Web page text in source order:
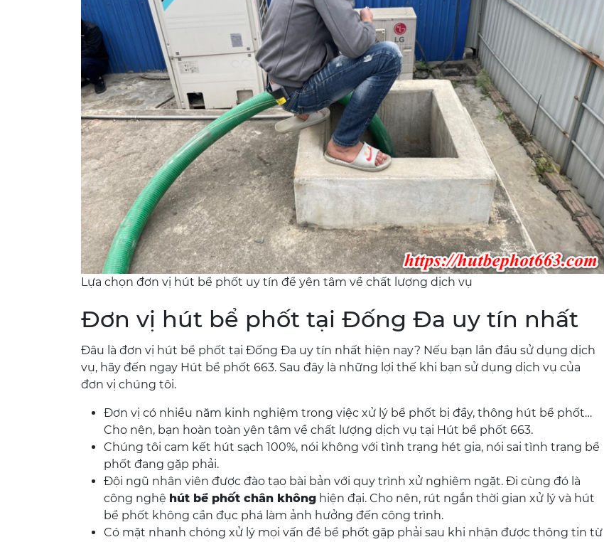
Lựa chọn đơn vị hút bể phốt uy tín để yên tâm về chất lượng dịch vụ
Đơn vị hút bể phốt tại Đống Đa uy tín nhất
Đâu là đơn vị hút bể phốt tại Đống Đa uy tín nhất hiện nay? Nếu bạn lần đầu sử dụng dịch
vụ, hãy đến ngay Hút bể phốt 663. Sau đây là những lợi thế khi bạn sử dụng dịch vụ của
đơn vị chúng tôi.
Đơn vị có nhiều năm kinh nghiệm trong việc xử lý bể phốt bị đầy, thông hút bể phốt…
Cho nên, bạn hoàn toàn yên tâm về chất lượng dịch vụ tại Hút bể phốt 663.
Chúng tôi cam kết hút sạch 100%, nói không với tình trạng hét gia, nói sai tình trạng bể
phốt đang gặp phải.
Đội ngũ nhân viên được đào tạo bài bản với quy trình xử nghiêm ngặt. Đi cùng đó là
công nghệ hút bể phốt chân không hiện đại. Cho nên, rút ngắn thời gian xử lý và hút
bể phốt không cần đục phá làm ảnh hưởng đến công trình.
Có mặt nhanh chóng xử lý mọi vấn đề bể phốt gặp phải sau khi nhận được thông tin từ